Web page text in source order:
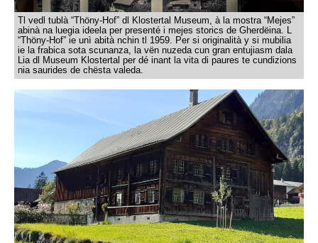
Tl vedl tublà “Thöny-Hof” dl Klostertal Museum, à la mostra “Mejes”
abinà na luegia ideela per presenté i mejes storics de Gherdëina. L
“Thöny-Hof” ie unì abità nchin tl 1959. Per si originalità y si mubilia
ie la frabica sota scunanza, la vën nuzeda cun gran entujiasm dala
Lia dl Museum Klostertal per dé inant la vita di paures te cundizions
nia saurides de chësta valeda.